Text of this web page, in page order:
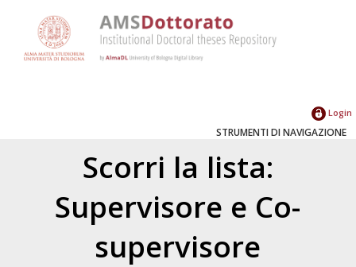
Login
STRUMENTI DI NAVIGAZIONE
Scorri la lista:
Supervisore e Co-
supervisore